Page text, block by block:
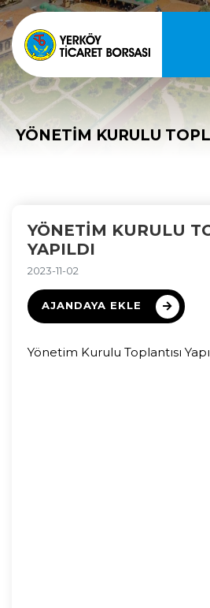
YÖNETIM KURULU
YÖNETIM KURULU
YAPILDI
2023-11-02
AJANDAYA EKLE
Yönetim Kurulu Toplantısı